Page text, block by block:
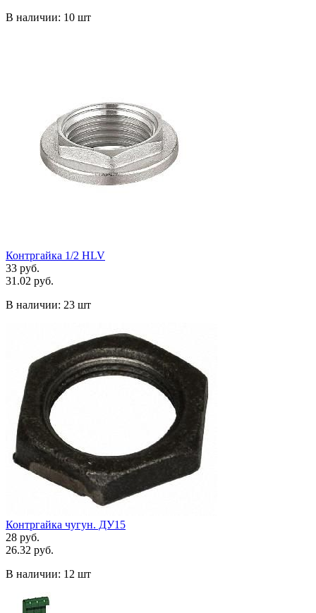
В наличии: 10 шт
Контргайка 1/2 HLV
33 руб.
31.02 руб.
В наличии: 23 шт
Контргайка чугун. ДУ15
28 руб.
26.32 руб.
В наличии: 12 шт